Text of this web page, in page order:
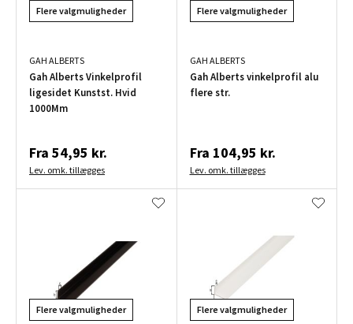
Flere valgmuligheder
GAH ALBERTS
Gah Alberts Vinkelprofil
ligesidet Kunstst. Hvid
1000Mm
Fra 54,95 kr.
Lev. omk. tillægges
Flere valgmuligheder
GAH ALBERTS
Gah Alberts vinkelprofil alu
flere str.
Fra 104,95 kr.
Lev. omk. tillægges
Flere valgmuligheder Flere valgmuligheder